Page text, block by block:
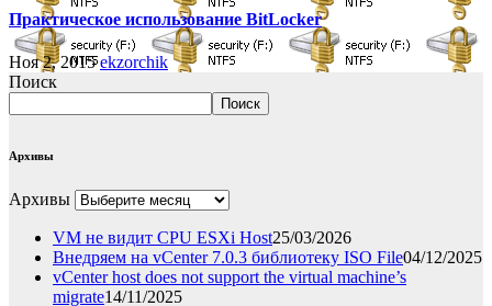
Практическое использование BitLocker
Ноя 2, 2015ekzorchik
Поиск
Поиск
Архивы
Архивы
VM не видит CPU ESXi Host25/03/2026
Внедряем на vCenter 7.0.3 библиотеку ISO File04/12/2025
vCenter host does not support the virtual machine’s
migrate14/11/2025